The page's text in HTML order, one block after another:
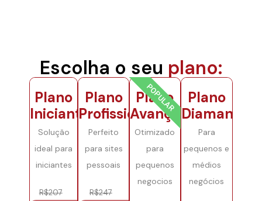
Escolha o seu plano:
Plano
Iniciante
Solução
ideal para
iniciantes
R$207
Plano
Profissional
Perfeito
para sites
pessoais
R$247
Plano
Avançado
Otimizado
para
pequenos
negocios
POPULAR
Plano
Diamante
Para
pequenos e
médios
negócios